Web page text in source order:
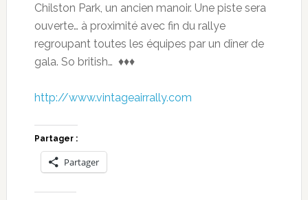
Chilston Park, un ancien manoir. Une piste sera
ouverte… à proximité avec fin du rallye
regroupant toutes les équipes par un dîner de
gala. So british… ♦♦♦
http://www.vintageairrally.com
Partager :
Partager